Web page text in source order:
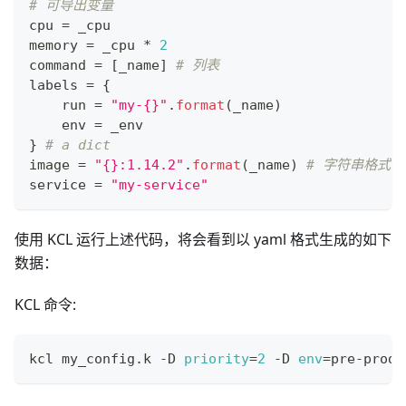
# 可导出变量
cpu = _cpu
memory = _cpu *
2
command = [ _name]
# 列表
labels = {
    run
= "my-{}" . format (_name)
    env
= _env
} # a dict
image = "{}:1.14.2" . format (_name) # 字符串格式
service = "my-service"
使用 KCL 运行上述代码，将会看到以 yaml 格式生成的如下
数据：
KCL 命令:
kcl my_config.k -D priority=2 -D env=pre-prod